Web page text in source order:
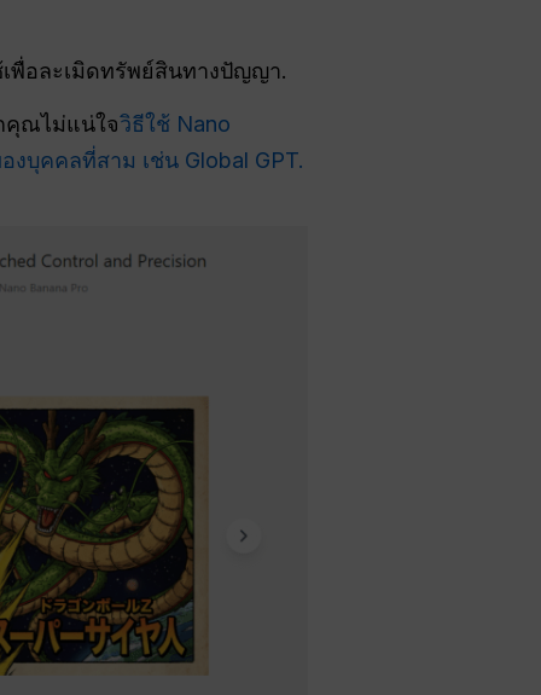
เพื่อละเมิดทรัพย์สินทางปัญญา.
คุณไม่แน่ใจวิธีใช้ Nano
บุคคลที่สาม เช่น Global GPT.